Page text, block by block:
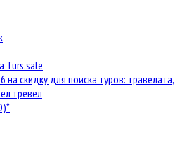
Turs.sale
скидку для поиска туров: травелата,
тревел